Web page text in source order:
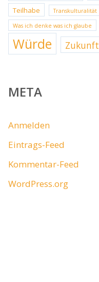
Teilhabe Transkulturalität
Was ich denke was ich glaube
Würde Zukunft
META
Anmelden
Eintrags-Feed
Kommentar-Feed
WordPress.org